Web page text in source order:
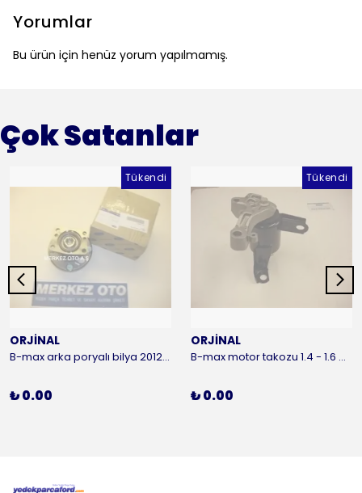
Yorumlar
Bu ürün için henüz yorum yapılmamış.
Çok Satanlar
Tükendi
ORJİNAL
B-max arka poryalı bilya 2012-2016 ORJİNAL
₺ 0.00
Tükendi
ORJİNAL
B-max motor takozu 1.4 - 1.6 benzinli 2012-2016 ORJİNAL
₺ 0.00